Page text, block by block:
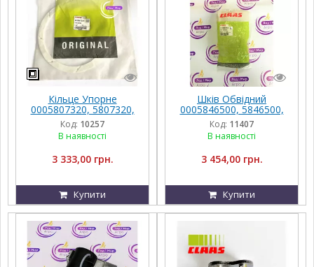
Кільце Упорне
0005807320, 5807320,
000580732.0, 580732.0
на Техніку Claas
Код: 10257
В наявності
3 333,00 грн.
Купити
Шків Обвідний
0005846500, 5846500,
000584650.0, 584650.0
Claas
Код: 11407
В наявності
3 454,00 грн.
Купити